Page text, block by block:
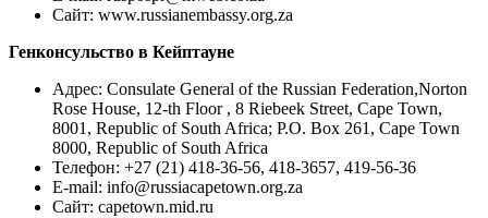
Сайт: www.russianembassy.org.za
Генконсульство в Кейптауне
Адрес: Consulate General of the Russian Federation,Norton
Rose House, 12-th Floor , 8 Riebeek Street, Cape Town,
8001, Republic of South Africa; P.O. Box 261, Cape Town
8000, Republic of South Africa
Телефон: +27 (21) 418-36-56, 418-3657, 419-56-36
E-mail: info@russiacapetown.org.za
Сайт: capetown.mid.ru